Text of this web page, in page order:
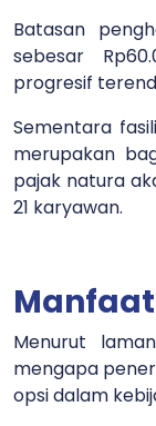
Batasan
sebesar
progresif
Sementara
merupakan
pajak natura
21 karyawan.
Menurut
mengapa
opsi dalam